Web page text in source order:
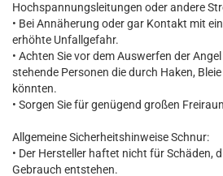
Hochspannungsleitungen oder andere
• Bei Annäherung oder gar Kontakt mit
erhöhte Unfallgefahr.
• Achten Sie vor dem Auswerfen der
stehende Personen die durch Haken,
könnten.
• Sorgen Sie für genügend großen
Allgemeine Sicherheitshinweise Schnur:
• Der Hersteller haftet nicht für Schäden,
Gebrauch entstehen.